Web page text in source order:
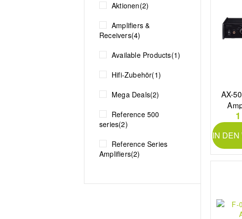
Aktionen(2)
Amplifiers &
Receivers(4)
Available Products(1)
Hifi-Zubehör(1)
Mega Deals(2)
Reference 500
series(2)
Reference Series
Amplifiers(2)
AX-
IN DEN